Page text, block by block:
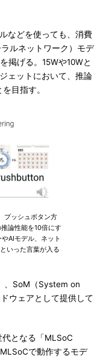
などを使っても、消費
ルネットワーク）モデ
掲げる。15Wや10Wと
ェットにおいて、推論
目指す。
プッシュボタン方
論性能を10倍にす
AIモデル、ネット
いった言葉が入る
SoM（System on
ウェアとして提供して
となる「MLSoC
で動作するモデ